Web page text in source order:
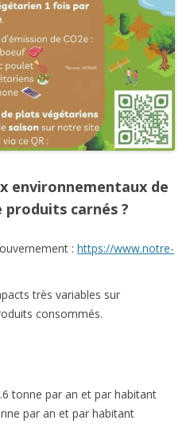
environnementaux de
carnés ?
: https://www.notre-
très variables sur
consommés.
tonne par an et par habitant
par an et par habitant